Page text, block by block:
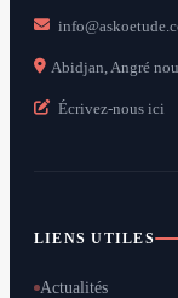
Abidjan, Angré
Écrivez-nous ici
LIENS UTILES
Actualités